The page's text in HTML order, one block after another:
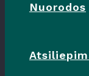
Nuorodos